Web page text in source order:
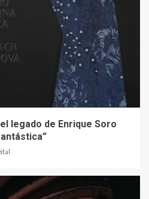
legado de Enrique Soro